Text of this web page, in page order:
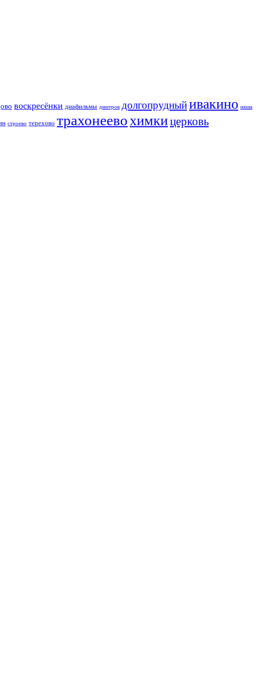
воскресёнки диафильмы дмитров долгопрудныйивакино икша
строево терехово трахонеевохимкицерковь